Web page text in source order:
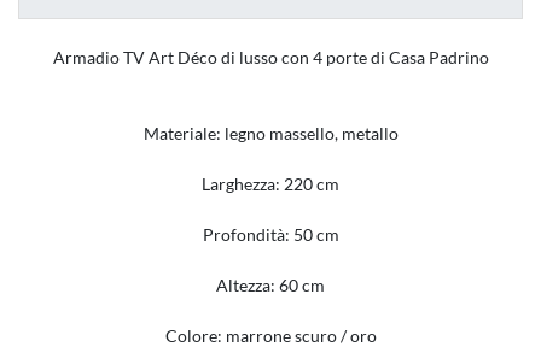
Armadio TV Art Déco di lusso con 4 porte di Casa Padrino
Materiale: legno massello, metallo
Larghezza: 220 cm
Profondità: 50 cm
Altezza: 60 cm
Colore: marrone scuro / oro